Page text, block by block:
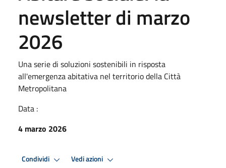
newsletter di marzo
2026
Una serie di soluzioni sostenibili in risposta
all'emergenza abitativa nel territorio della Città
Metropolitana
Data :
4 marzo 2026
Condividi Vedi azioni